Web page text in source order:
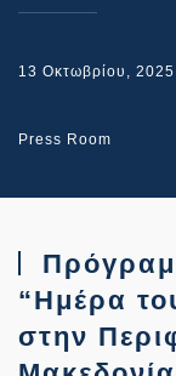
13 Οκτωβρίου, 2025
Press Room
“Ημέρα
στην